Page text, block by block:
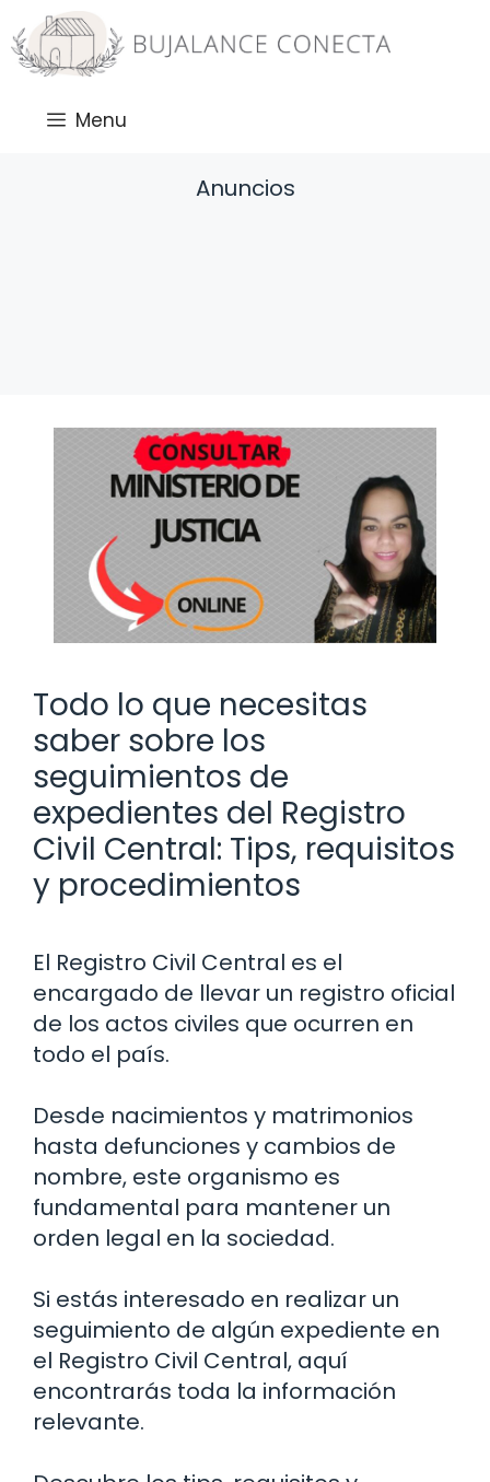
Saltar
al
contenido
Menu
Anuncios
Todo lo que necesitas
saber sobre los
seguimientos de
expedientes del Registro
Civil Central: Tips, requisitos
y procedimientos
El Registro Civil Central es el
encargado de llevar un registro oficial
de los actos civiles que ocurren en
todo el país.
Desde nacimientos y matrimonios
hasta defunciones y cambios de
nombre, este organismo es
fundamental para mantener un
orden legal en la sociedad.
Si estás interesado en realizar un
seguimiento de algún expediente en
el Registro Civil Central, aquí
encontrarás toda la información
relevante.